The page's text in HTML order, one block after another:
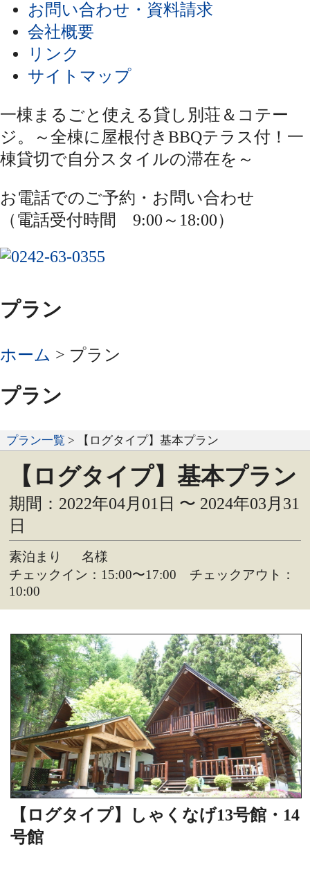
お問い合わせ・資料請求
会社概要
リンク
サイトマップ
一棟まるごと使える貸し別荘＆コテー
ジ。～全棟に屋根付きBBQテラス付！一
棟貸切で自分スタイルの滞在を～
お電話でのご予約・お問い合わせ
（電話受付時間 9:00～18:00）
プラン
ホーム > プラン
プラン
プラン一覧 > 【ログタイプ】基本プラン
【ログタイプ】基本プラン
期間：2022年04月01日 〜 2024年03月31
日
素泊まり
名様
チェックイン：15:00〜17:00 チェックアウト：
10:00
【ログタイプ】しゃくなげ13号館・14
号館